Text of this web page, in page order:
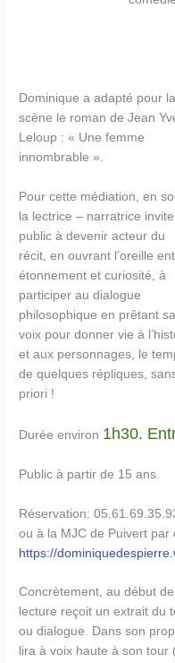
Dominique a adapté pour la
scène le roman de Jean
Leloup : « Une femme
innombrable ».
Pour cette médiation, en
la lectrice – narratrice
public à devenir acteur du
récit, en ouvrant l’oreille
étonnement et curiosité, à
participer au dialogue
philosophique en prêtant sa
voix pour donner vie à
et aux personnages, le
de quelques répliques,
priori !
Durée environ 1h30.
Public à partir de 15 ans.
Réservation:
ou à la MJC de Puivert par
https://
Concrètement, au début
lecture reçoit un extrait du
ou dialogue. Dans son
lira à voix haute à son tour